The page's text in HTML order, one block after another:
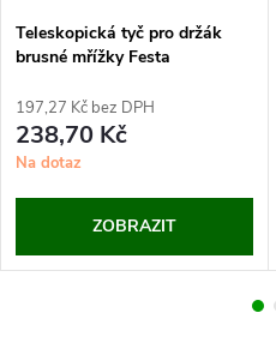
Teleskopická tyč pro držák
brusné mřížky Festa
197,27 Kč bez DPH
238,70 Kč
Na dotaz
ZOBRAZIT